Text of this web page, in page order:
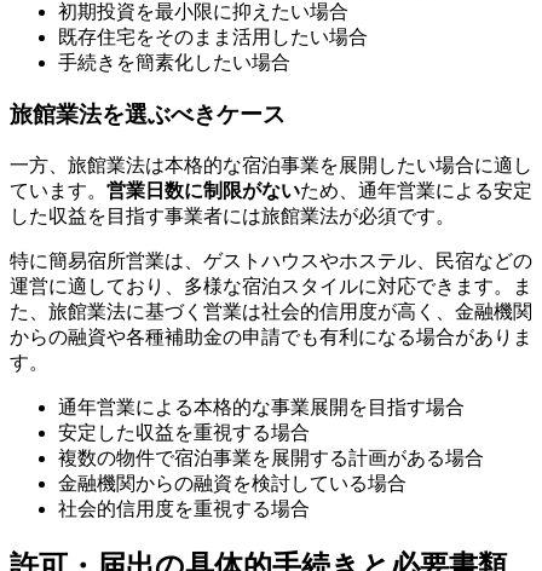
初期投資を最小限に抑えたい場合
既存住宅をそのまま活用したい場合
手続きを簡素化したい場合
旅館業法を選ぶべきケース
一方、旅館業法は本格的な宿泊事業を展開したい場合に適し
ています。 営業日数に制限がないため、通年営業による安定
した収益を目指す事業者には旅館業法が必須です。
特に簡易宿所営業は、ゲストハウスやホステル、民宿などの
運営に適しており、多様な宿泊スタイルに対応できます。ま
た、旅館業法に基づく営業は社会的信用度が高く、金融機関
からの融資や各種補助金の申請でも有利になる場合がありま
す。
通年営業による本格的な事業展開を目指す場合
安定した収益を重視する場合
複数の物件で宿泊事業を展開する計画がある場合
金融機関からの融資を検討している場合
社会的信用度を重視する場合